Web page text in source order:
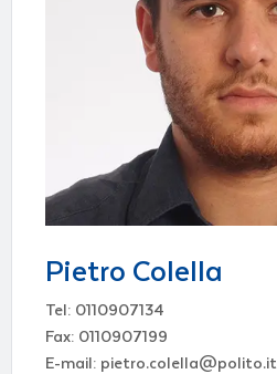
Pietro Colella
Tel: 0110907134
Fax: 0110907199
E-mail: pietro.colella@polito.it